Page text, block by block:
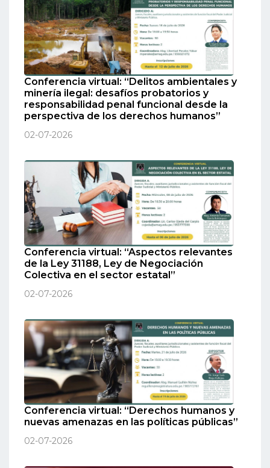
Conferencia virtual: “Delitos ambientales y
minería ilegal: desafíos probatorios y
responsabilidad penal funcional desde la
perspectiva de los derechos humanos”
02-07-2026
Conferencia virtual: “Aspectos relevantes
de la Ley 31188, Ley de Negociación
Colectiva en el sector estatal”
02-07-2026
Conferencia virtual: “Derechos humanos y
nuevas amenazas en las políticas públicas”
02-07-2026